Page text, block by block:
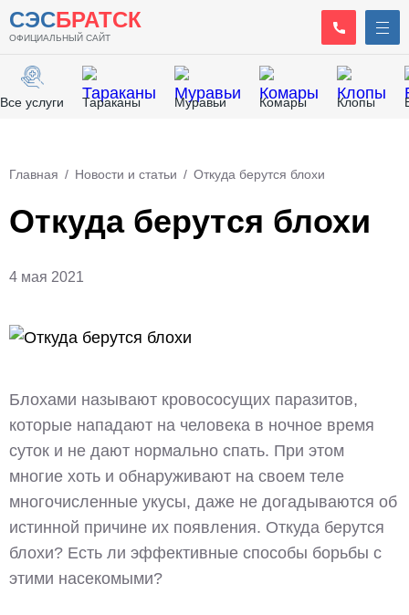
СЭСБРАТСК
ОФИЦИАЛЬНЫЙ САЙТ
Все услуги Тараканы Муравьи Комары Клопы
Главная / Новости и статьи / Откуда берутся блохи
Откуда берутся блохи
4 мая 2021
Блохами называют кровососущих паразитов,
которые нападают на человека в ночное время
суток и не дают нормально спать. При этом
многие хоть и обнаруживают на своем теле
многочисленные укусы, даже не догадываются об
истинной причине их появления. Откуда берутся
блохи? Есть ли эффективные способы борьбы с
этими насекомыми?